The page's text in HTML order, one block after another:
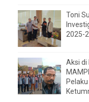
Toni
2025-
Aksi di